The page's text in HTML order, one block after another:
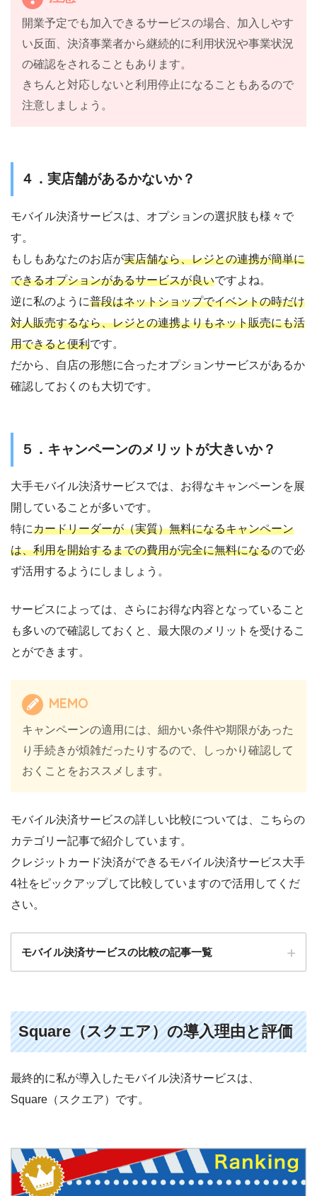
開業予定でも加入できるサービスの場合、加入しやす
い反面、決済事業者から継続的に利用状況や事業状況
の確認をされることもあります。
きちんと対応しないと利用停止になることもあるので
注意しましょう。
４．実店舗があるかないか？
モバイル決済サービスは、オプションの選択肢も様々で
す。
もしもあなたのお店が実店舗なら、レジとの連携が簡単に
できるオプションがあるサービスが良いですよね。
逆に私のように普段はネットショップでイベントの時だけ
対人販売するなら、レジとの連携よりもネット販売にも活
用できると便利です。
だから、自店の形態に合ったオプションサービスがあるか
確認しておくのも大切です。
５．キャンペーンのメリットが大きいか？
大手モバイル決済サービスでは、お得なキャンペーンを展
開していることが多いです。
特にカードリーダーが（実質）無料になるキャンペーン
は、利用を開始するまでの費用が完全に無料になるので必
ず活用するようにしましょう。
サービスによっては、さらにお得な内容となっていること
も多いので確認しておくと、最大限のメリットを受けるこ
とができます。
MEMO
キャンペーンの適用には、細かい条件や期限があった
り手続きが煩雑だったりするので、しっかり確認して
おくことをおススメします。
モバイル決済サービスの詳しい比較については、こちらの
カテゴリー記事で紹介しています。
クレジットカード決済ができるモバイル決済サービス大手
4社をピックアップして比較していますので活用してくだ
さい。
モバイル決済サービスの比較の記事一覧
個人事業主でも導入できるモバイル決済サービス大手
4社の特徴を比較します
モバイル決済のキャンペーンはどのサービスがおスス
メ？大手4社のキャンペーン比較まとめ
Square（スクエア）の導入理由と評価
最終的に私が導入したモバイル決済サービスは、
Square（スクエア）です。